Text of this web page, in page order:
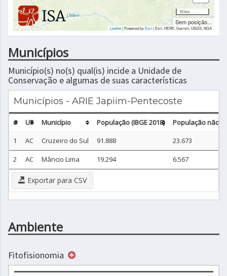
|Sobre
10 km
Sem posição...
Leaflet| Powered byEsri|Esri, HERE, Garmin, USGS, NGA
Municípios
Município(s) no(s) qual(is) incide a Unidade de
Conservação e algumas de suas características
Municípios - ARIE Japiim-Pentecoste
# UF Município População (IBGE 2018)
População não
1
AC Cruzeiro do Sul 91.888 23.673
2 AC Mâncio Lima 19.294 6.567
Exportar para CSV
Ambiente
Fitofisionomia